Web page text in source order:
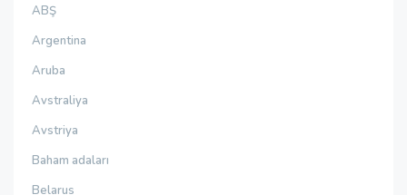
ABŞ
Argentina
Aruba
Avstraliya
Avstriya
Baham adaları
Belarus